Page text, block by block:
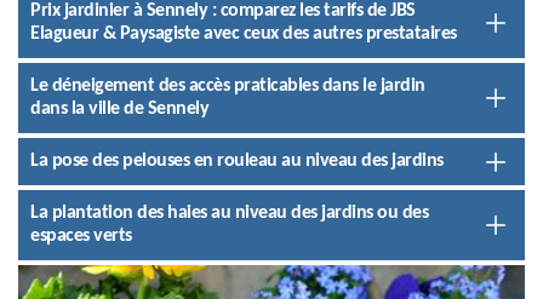
Prix jardinier à Sennely : comparez les tarifs de JBS
Elagueur & Paysagiste avec ceux des autres prestataires
Le déneigement des accès praticables dans le jardin
dans la ville de Sennely
La pose des pelouses en rouleau au niveau des jardins
La plantation des haies au niveau des jardins ou des
espaces verts